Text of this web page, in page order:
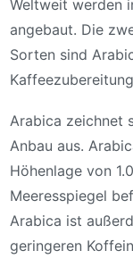
Weltweit werden
angebaut. Die
Sorten sind
Arabica zeichnet
Anbau aus.
Höhenlage von
Meeresspiegel
Arabica ist
geringeren